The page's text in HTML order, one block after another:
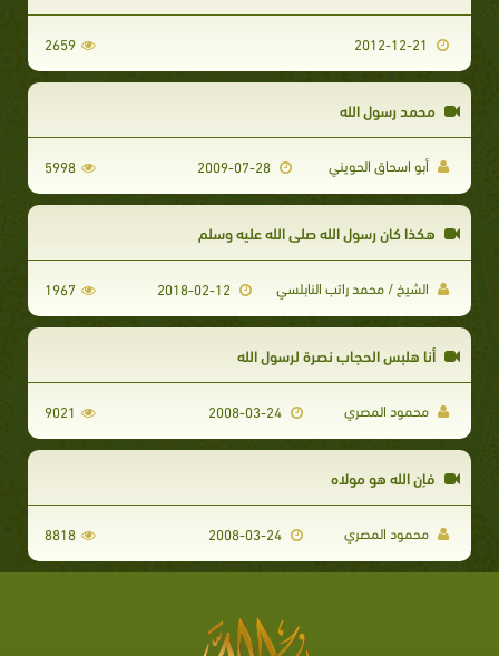
2659
محمد رسول الله
أبو اسحاق الحويني 2009-07-28
5998
هكذا كان رسول الله صلى الله عليه وسلم
الشيخ / محمد راتب النابلسي 1967
أنا هلبس الحجاب نصرة لرسول الله
محمود المصري 9021
فإن الله هو مولاه
محمود المصري 8818